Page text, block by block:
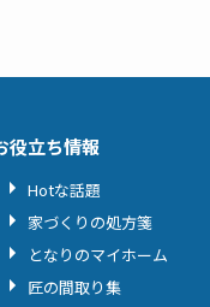
役立ち情報
Hotな話題
家づくりの処方箋
となりのマイホーム
匠の間取り集